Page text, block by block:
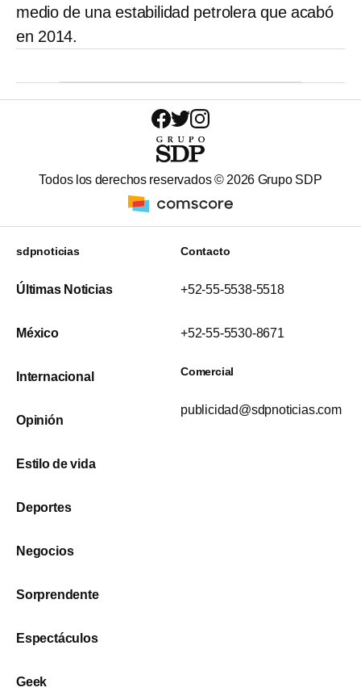
medio de una estabilidad petrolera que acabó
en 2014.
Todos los derechos reservados © 2026 Grupo SDP
sdpnoticias
Últimas Noticias
México
Internacional
Opinión
Estilo de vida
Deportes
Negocios
Sorprendente
Espectáculos
Geek
Contacto
+52-55-5538-5518
+52-55-5530-8671
Comercial
publicidad@sdpnoticias.com